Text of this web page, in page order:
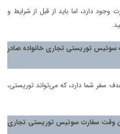
وجود دارد، اما باید از قبل از شرایط و
توریستی تجاری خانواده صادر
سفر شما دارد، که می‌تواند توریستی،
وقت سفارت سوئیس توریستی تجاری